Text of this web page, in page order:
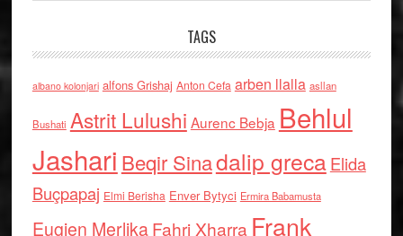
TAGS
albano kolonjari alfons Grishaj Anton Cefa arben llalla asllan
Bushati Astrit Lulushi Aurenc Bebja Behlul
Jashari Beqir Sinadalip grecaElida
Buçpapaj Elmi Berisha Enver Bytyci Ermira Babamusta
Eugjen MerlikaFahri Xharra Frank